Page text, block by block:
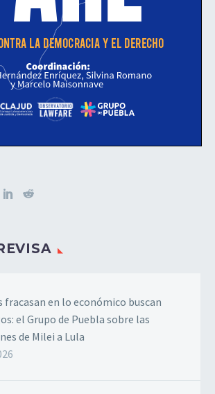
fracasan en lo económico buscan
el Grupo de Puebla sobre las
de Milei a Lula